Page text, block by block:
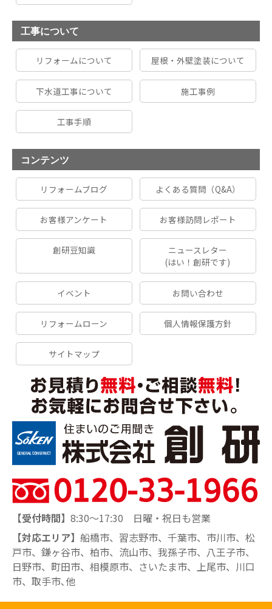
工事について
リフォームについて 屋根・外壁塗装について
下水道工事について 施工事例
工事手順
コンテンツ
リフォームブログ よくある質問（Q&A）
お客様アンケート お客様訪問レポート
創研豆知識
ニュースレター
(はい！創研です)
イベント お問い合わせ
リフォームローン 個人情報保護方針
サイトマップ
【受付時間】 8:30～17:30 日曜・祝日も営業
【対応エリア】 船橋市、習志野市、千葉市、市川市、松
戸市、鎌ヶ谷市、柏市、流山市、我孫子市、八王子市、
日野市、町田市、相模原市、さいたま市、上尾市、川口
市、取手市､他